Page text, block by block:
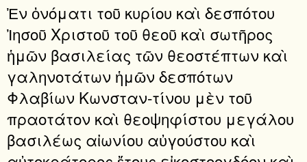
Ἐν ὀνόματι τοῦ κυρίου καὶ δεσπότου
Ἰησοῦ Χριστοῦ τοῦ θεοῦ καὶ σωτῆρος
ἡμῶν βασιλείας τῶν θεοστέπτων καὶ
γαληνοτάτων ἡμῶν δεσπότων
Φλαβίων Κωνσταν-τίνου μὲν τοῦ
πραοτάτον καὶ θεοψηφίστου μεγάλου
βασιλέως αἰωνίου αὐγούστου καὶ